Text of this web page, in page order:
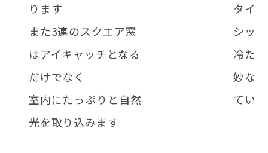
ります
また3連のスクエア窓
はアイキャッチとなる
だけでなく
室内にたっぷりと自然
光を取り込みます
タイ
シッ
冷た
妙な
てい